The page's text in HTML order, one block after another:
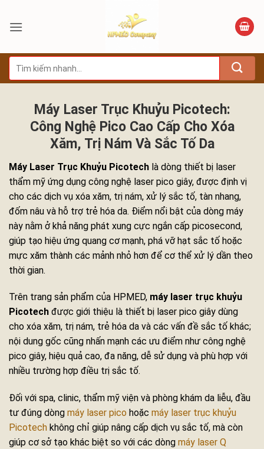
qua
dung
Tìm
kiếm:
Máy Laser Trục Khuỷu Picotech:
Công Nghệ Pico Cao Cấp Cho Xóa
Xăm, Trị Nám Và Sắc Tố Da
Máy Laser Trục Khuỷu Picotech là dòng thiết bị laser
thẩm mỹ ứng dụng công nghệ laser pico giây, được định vị
cho các dịch vụ xóa xăm, trị nám, xử lý sắc tố, tàn nhang,
đốm nâu và hỗ trợ trẻ hóa da. Điểm nổi bật của dòng máy
này nằm ở khả năng phát xung cực ngắn cấp picosecond,
giúp tạo hiệu ứng quang cơ mạnh, phá vỡ hạt sắc tố hoặc
mực xăm thành các mảnh nhỏ hơn để cơ thể xử lý dần theo
thời gian.
Trên trang sản phẩm của HPMED, máy laser trục khuỷu
Picotech được giới thiệu là thiết bị laser pico giây dùng
cho xóa xăm, trị nám, trẻ hóa da và các vấn đề sắc tố khác;
nội dung gốc cũng nhấn mạnh các ưu điểm như công nghệ
pico giây, hiệu quả cao, đa năng, dễ sử dụng và phù hợp với
nhiều trường hợp điều trị sắc tố.
Đối với spa, clinic, thẩm mỹ viện và phòng khám da liễu, đầu
tư đúng dòng máy laser pico hoặc máy laser trục khuỷu
Picotech không chỉ giúp nâng cấp dịch vụ sắc tố, mà còn
giúp cơ sở tạo khác biệt so với các dòng máy laser Q